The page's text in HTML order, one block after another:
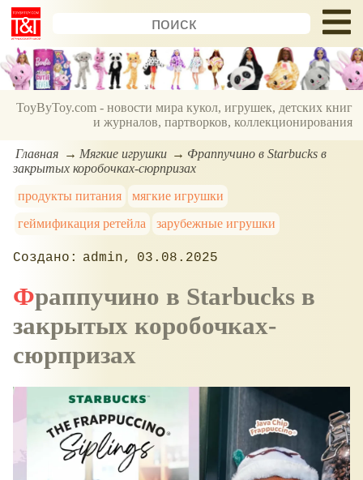
ToyByToy.com - новости мира кукол, игрушек, детских книг
и журналов, партворков, коллекционирования
Главная Мягкие игрушки
Фраппучино в Starbucks в
закрытых коробочках-сюрпризах
продукты питания
мягкие игрушки
геймификация ретейла
зарубежные игрушки
admin 03.08.2025
Фраппучино в Starbucks в
закрытых коробочках-
сюрпризах